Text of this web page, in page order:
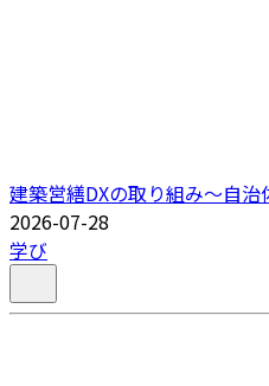
建築営繕DXの取り組み～自
2026-07-28
学び